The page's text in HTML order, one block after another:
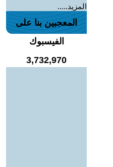
المزيد.....
المعجبين بنا على
الفيسبوك
3,732,970